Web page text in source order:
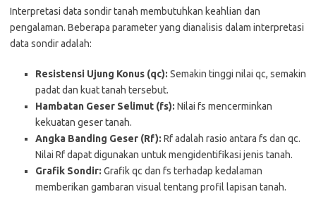
Interpretasi data sondir tanah membutuhkan keahlian dan
pengalaman. Beberapa parameter yang dianalisis dalam interpretasi
data sondir adalah:
Resistensi Ujung Konus (qc): Semakin tinggi nilai qc, semakin
padat dan kuat tanah tersebut.
Hambatan Geser Selimut (fs): Nilai fs mencerminkan
kekuatan geser tanah.
Angka Banding Geser (Rf): Rf adalah rasio antara fs dan qc.
Nilai Rf dapat digunakan untuk mengidentifikasi jenis tanah.
Grafik Sondir: Grafik qc dan fs terhadap kedalaman
memberikan gambaran visual tentang profil lapisan tanah.